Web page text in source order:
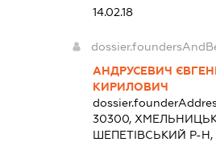
14.02.18
АНДРУСЕВИЧ
КИРИЛОВИЧ
30300,
ШЕПЕТІВСЬКИЙ Р-Н,